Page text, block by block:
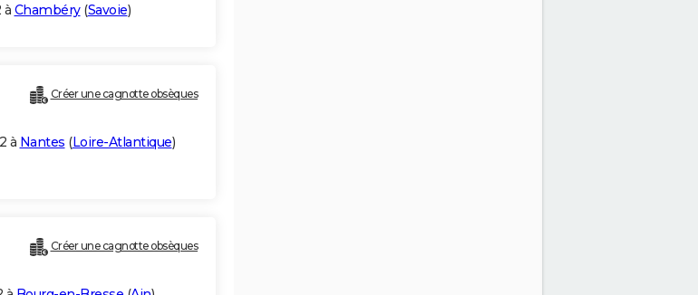
à Chambéry(Savoie)
Créer une cagnotte obsèques
à Nantes (Loire-Atlantique)
Créer une cagnotte obsèques